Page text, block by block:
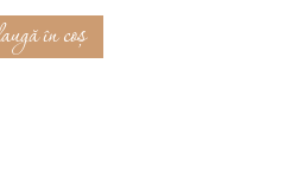
în coș